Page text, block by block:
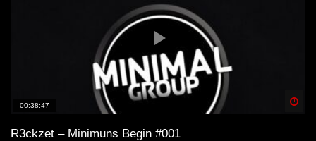
00:38:47
R3ckzet – Minimuns Begin #001